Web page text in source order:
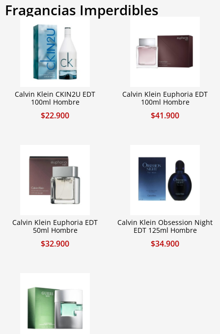
Fragancias Imperdibles
Calvin Klein CKIN2U EDT
100ml Hombre
$22.900
Calvin Klein Euphoria EDT
100ml Hombre
$41.900
Calvin Klein Euphoria EDT
50ml Hombre
$32.900
Calvin Klein Obsession Night
EDT 125ml Hombre
$34.900